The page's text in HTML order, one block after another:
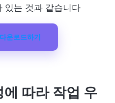
있는 것과 같습니다
운로드하기
따라 작업 우